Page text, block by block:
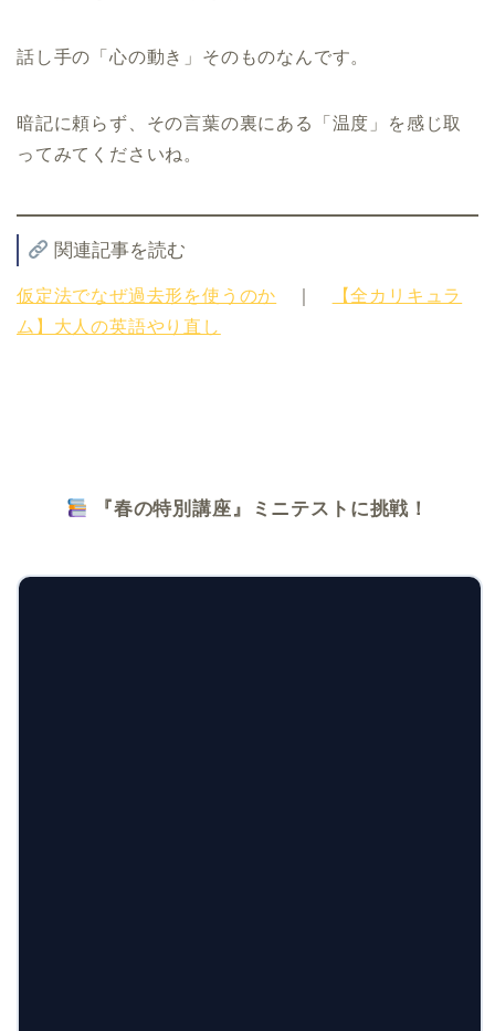
話し手の「心の動き」そのものなんです。
暗記に頼らず、その言葉の裏にある「温度」を感じ取
ってみてくださいね。
関連記事を読む
仮定法でなぜ過去形を使うのか
【全カリキュラ
ム】大人の英語やり直し
『春の特別講座』ミニテストに挑戦！